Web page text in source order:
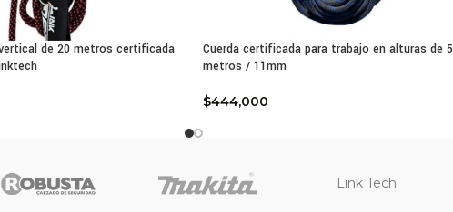
Sin mosquetón ni gancho.
Cuerda con trenzado de alta calidad
Hilos computarizados.
Colores: blanca, negra, roja, verde, etc.
seguridad y calidad requeridos. Además, todas las certificaciones y
Si deseas obtener más información y asesoramiento personalizado,
de 20 metros certificada
Cuerda certificada para trabajo en alturas de
metros / 11mm
$444,000
Link Tech